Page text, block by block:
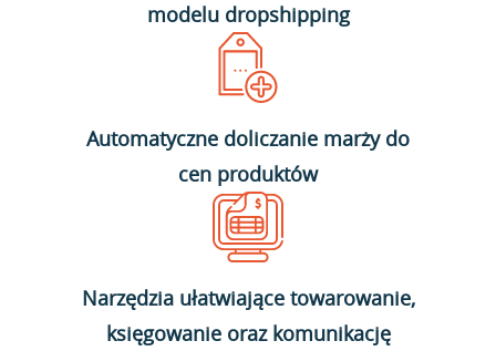
modelu dropshipping
Automatyczne doliczanie marży do
cen produktów
Narzędzia ułatwiające towarowanie,
księgowanie oraz komunikację